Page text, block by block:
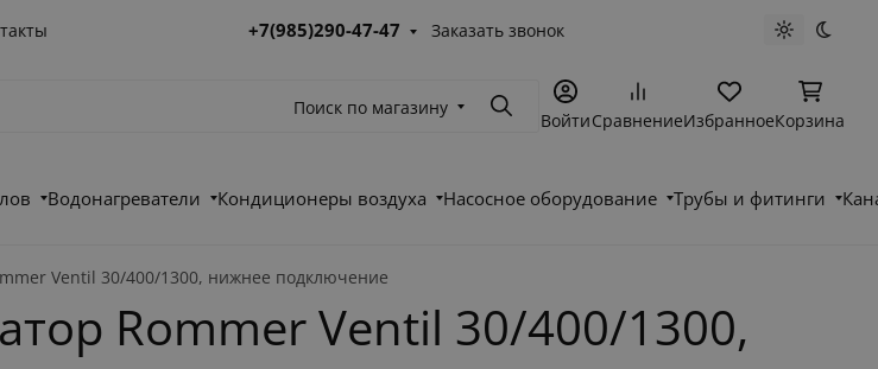
+7(985)290-47-47 Заказать звонок Светлая
Поиск по магазину ПоискВойтиСравнениеИзбранноеКорзина
Водонагреватели Кондиционеры воздуха Насосное оборудование Трубы и фитинги
Ventil 30/400/1300, нижнее подключение
Rommer Ventil 30/400/1300,